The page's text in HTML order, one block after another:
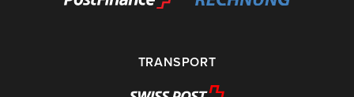
TRANSPORT